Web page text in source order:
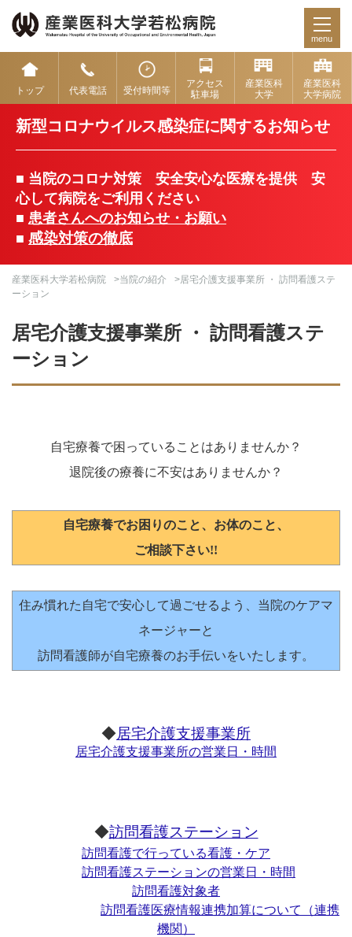
menu
新型コロナウイルス感染症に関するお知らせ
■ 当院のコロナ対策 安全安心な医療を提供 安
心して病院をご利用ください
■ 患者さんへのお知らせ・お願い
■ 感染対策の徹底
トップ 代表電話 受付時間等
アクセス
駐車場
産業医科
大学
産業医科
大学病院
産業医科大学若松病院 >当院の紹介
>居宅介護支援事業所 ・ 訪問看護ステ
ーション
居宅介護支援事業所 ・ 訪問看護ステ
ーション
自宅療養で困っていることはありませんか？
退院後の療養に不安はありませんか？
自宅療養でお困りのこと、お体のこと、
ご相談下さい!!
住み慣れた自宅で安心して過ごせるよう、当院のケアマ
ネージャーと
訪問看護師が自宅療養のお手伝いをいたします。
◆居宅介護支援事業所
居宅介護支援事業所の営業日・時間
◆訪問看護ステーション
訪問看護で行っている看護・ケア
訪問看護ステーションの営業日・時間
訪問看護対象者
訪問看護医療情報連携加算について（連携
機関）